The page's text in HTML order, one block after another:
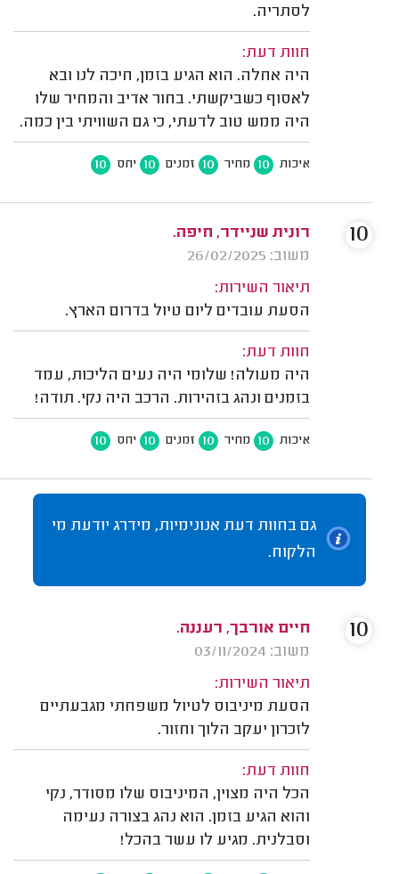
לסתריה.
חוות דעת:
היה אחלה. הוא הגיע בזמן, חיכה לנו ובא
לאסוף כשביקשתי. בחור אדיב והמחיר שלו
היה ממש טוב לדעתי, כי גם השוויתי בין כמה.
איכות 10 מחיר 10 זמנים 10 יחס 10
רונית שניידר, חיפה.
משוב: 26/02/2025
תיאור השירות:
הסעת עובדים ליום טיול בדרום הארץ.
חוות דעת:
היה מעולה! שלומי היה נעים הליכות, עמד
בזמנים ונהג בזהירות. הרכב היה נקי. תודה!
איכות 10 מחיר 10 זמנים 10 יחס 10
10
גם בחוות דעת אנונימיות, מידרג יודעת מי
הלקוח.
חיים אורבך, רעננה.
משוב: 03/11/2024
תיאור השירות:
הסעת מיניבוס לטיול משפחתי מגבעתיים
לזכרון יעקב הלוך וחזור.
חוות דעת:
הכל היה מצוין, המיניבוס שלו מסודר, נקי
והוא הגיע בזמן. הוא נהג בצורה נעימה
וסבלנית. מגיע לו עשר בהכל!
10